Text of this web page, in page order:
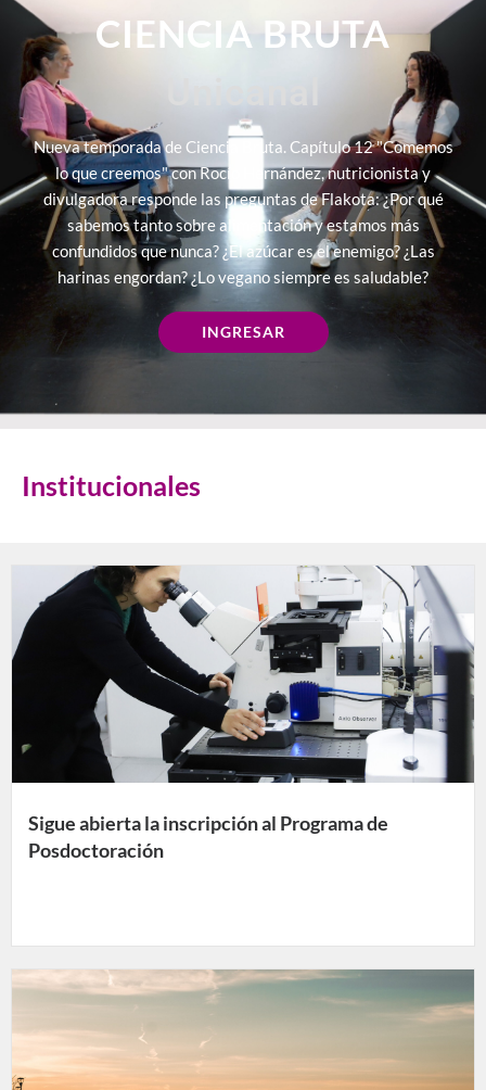
CIENCIA BRUTA
Nueva temporada de Ciencia Bruta. Capítulo 12 "Comemos
lo que creemos" con Rocío Hernández, nutricionista y
divulgadora responde las preguntas de Flakota: ¿Por qué
sabemos tanto sobre alimentación y estamos más
confundidos que nunca? ¿El azúcar es el enemigo? ¿Las
harinas engordan? ¿Lo vegano siempre es saludable?
INGRESAR
Institucionales
Sigue abierta la inscripción al Programa de
Posdoctoración